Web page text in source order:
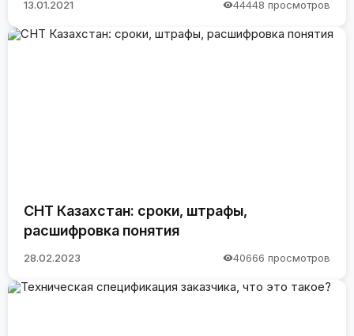
13.01.2021 44448 просмотров
СНТ Казахстан: сроки, штрафы,
расшифровка понятия
28.02.2023 40666 просмотров